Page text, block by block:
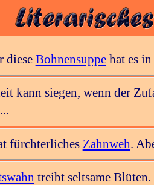
diese Bohnensuppehat es in
kann siegen, wenn der
fürchterliches Zahnweh.
treibt seltsame Blüten.